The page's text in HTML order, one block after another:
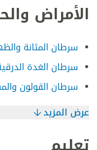
الأمراض
سرطان المثانة
سرطان الغدة
سرطان القولون
عرض المزيد